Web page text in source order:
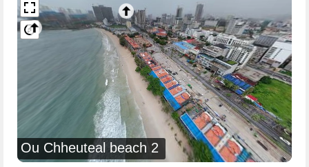
Ou Chheuteal beach 2